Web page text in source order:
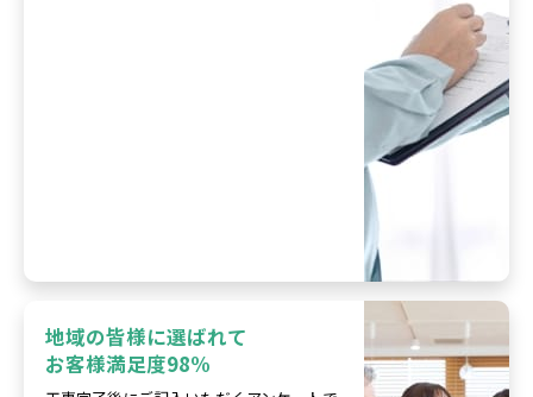
地域の皆様に選ばれて
お客様満足度98%